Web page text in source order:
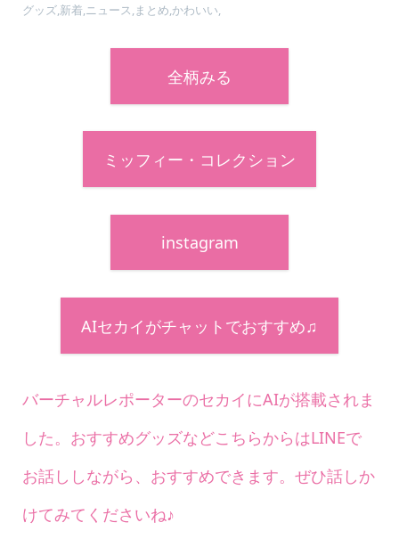
グッズ,新着,ニュース,まとめ,かわいい,
全柄みる
ミッフィー・コレクション
instagram
AIセカイがチャットでおすすめ♫
バーチャルレポーターのセカイにAIが搭載されま
した。おすすめグッズなどこちらからはLINEで
お話ししながら、おすすめできます。ぜひ話しか
けてみてくださいね♪